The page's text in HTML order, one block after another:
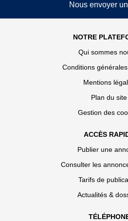
Nous envoyer
NOTRE
Qui sommes
Conditions
Mentions
Plan du site
Gestion des
ACCÈS
Publier une
Consulter les
Tarifs de
Actualités &